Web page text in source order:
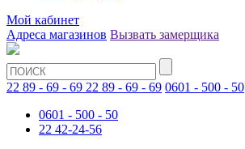
Мой кабинет
Адреса магазинов Вызвать замерщика
22 89 - 69 - 69 22 89 - 69 - 69 0601 - 500 - 50
0601 - 500 - 50
22 42-24-56